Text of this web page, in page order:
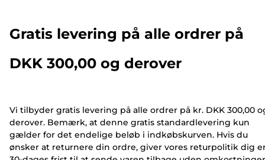
Gratis levering på alle ordrer på
DKK 300,00 og derover
Vi tilbyder gratis levering på alle ordrer på kr. DKK 300,00
derover. Bemærk, at denne gratis standardlevering kun
gælder for det endelige beløb i indkøbskurven. Hvis du
ønsker at returnere din ordre, giver vores returpolitik dig